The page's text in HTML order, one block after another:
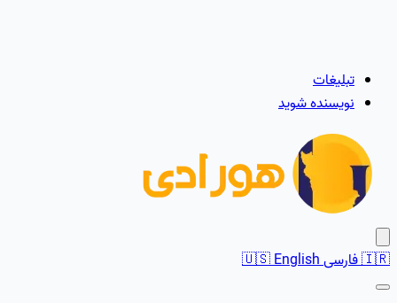
تبلیغات
نویسنده شوید
🇮🇷فارسی 🇺🇸English